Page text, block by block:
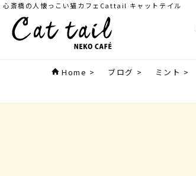
心斎橋の人懐っこい猫カフェCattail キャットテイル
Home > ブログ > ミント >